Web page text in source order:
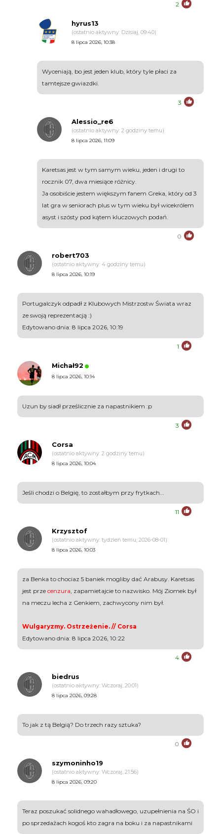
2
hyrus13
(ostatnio aktywny: Dzisiaj, 09:40)
8 lipca 2026, 10:38
Wyceniają, bo jest jeden klub, który tyle płaci za
tamtejsze gwiazdki.
3
Alessio_re6
(ostatnio aktywny: 2 godziny temu)
8 lipca 2026, 11:09
Karetsas jest w tym samym wieku, jeden i drugi to
rocznik 07, dwa miesiące różnicy.
Ja osobiście jestem większym fanem Greka, który od 3
lat gra w seniorach plus w tym wieku był wicekrólem
asyst i szósty pod kątem kluczowych podań.
0
robert703
(ostatnio aktywny: 4 godziny temu)
8 lipca 2026, 10:19
Portugalczyk odpadł z Klubowych Mistrzostw Świata wraz
ze swoją reprezentacją :)
Edytowano dnia: 8 lipca 2026, 10:19
1
Michał92
8 lipca 2026, 10:14
Uzun by siadł prześlicznie za napastnikiem :p
3
Corsa
(ostatnio aktywny: 2 godziny temu)
8 lipca 2026, 10:04
Jeśli chodzi o Belgię, to zostałbym przy frytkach...
11
Krzysztof
(ostatnio aktywny: tydzień temu, 2026-08-01)
8 lipca 2026, 10:03
za Benka to chociaz 5 baniek mogliby dać Arabusy. Karetsas
jest prze cenzura, zapamietajcie to nazwisko. Mój Ziomek był
na meczu lecha z Genkiem, zachwycony nim był.
Wulgaryzmy. Ostrzeżenie. // Corsa
Edytowano dnia: 8 lipca 2026, 10:22
4
biedrus
(ostatnio aktywny: Wczoraj, 20:01)
8 lipca 2026, 09:28
To jak z tą Belgią? Do trzech razy sztuka?
0
szymoninho19
(ostatnio aktywny: Wczoraj, 21:56)
8 lipca 2026, 09:20
Teraz poszukać solidnego wahadłowego, uzupełnienia na ŚO i
po sprzedażach kogoś kto zagra na boku i za napastnikami